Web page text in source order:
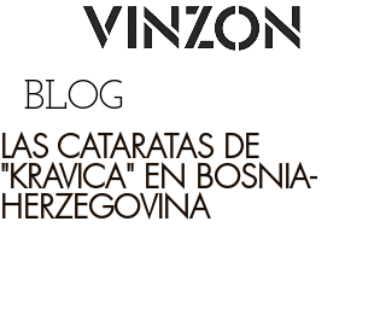
BLOG
LAS CATARATAS DE
"KRAVICA" EN BOSNIA-
HERZEGOVINA